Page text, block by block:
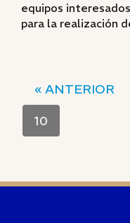
equipos
para la realización
« ANTERIOR
10